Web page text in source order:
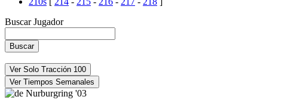
Buscar Jugador
Nurburgring '03